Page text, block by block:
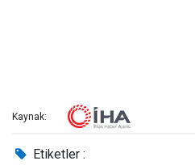
Kaynak:
Etiketler :